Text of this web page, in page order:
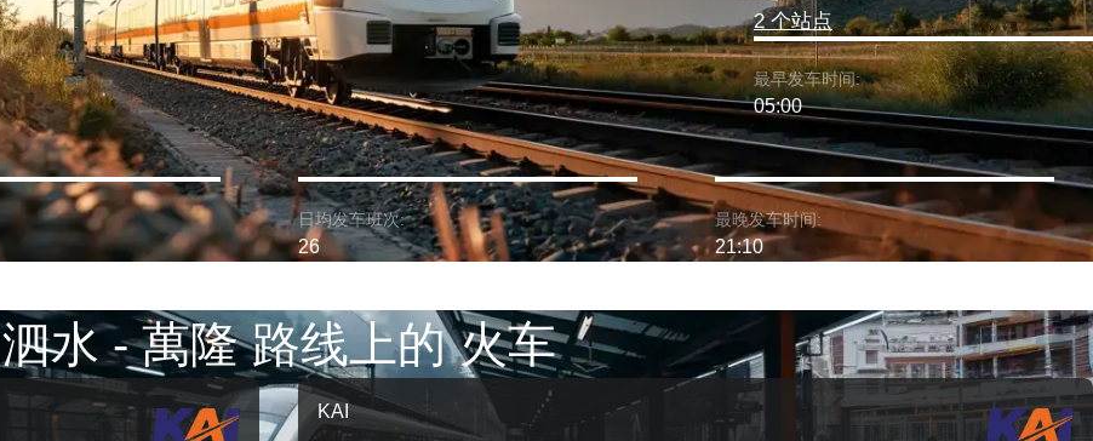
2 个站点
最早发车时间:
05:00
日均发车班次:
26
最晚发车时间:
21:10
泗水 - 萬隆 路线上的 火车
KAI